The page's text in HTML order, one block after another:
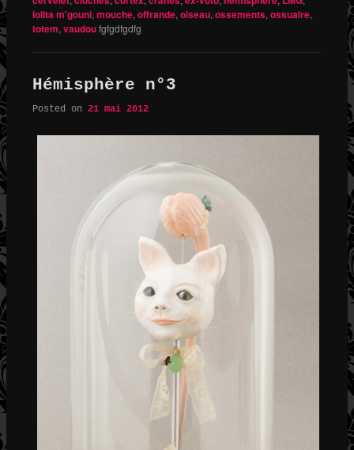
lolita m'gouni, mouche, offrande, oiseau, ossements, ossuaire,
totem, vaudoufgfgdfgdfg
Hémisphère n°3
Posted on 21 mai 2012